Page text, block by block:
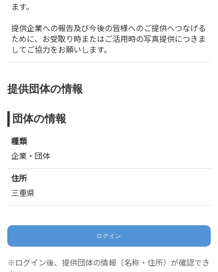
ます。
提供企業への報告及び今後の皆様へのご提供へつなげる
ために、お受取り時またはご活用時の写真提供につきま
してご協力をお願いします。
提供団体の情報
団体の情報
種類
企業・団体
住所
三重県
ログイン
※ログイン後、提供団体の情報（名称・住所）が確認でき